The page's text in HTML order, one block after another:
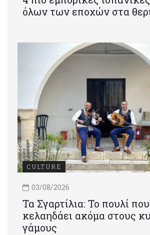
όλων των εποχών στα
CULTURE
03/08/2026
Τα Σγαρτίλια: Το πουλί που
κελαηδάει ακόμα στους
γάμους